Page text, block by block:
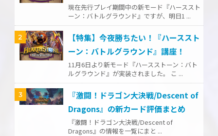
現在先行プレイ期間中の新モード『ハーススト
ーン：バトルグラウンド』ですが、明日1 ...
2
【特集】今夜勝ちたい！『ハーススト
ーン：バトルグラウンド』講座！
11月6日より新モード『ハースストーン：バト
ルグラウンド』が実装されました。 こ ...
3
『激闘！ドラゴン大決戦/Descent of
Dragons』の新カード評価まとめ
『激闘！ドラゴン大決戦/Descent of
Dragons』の情報を一覧にまと ...